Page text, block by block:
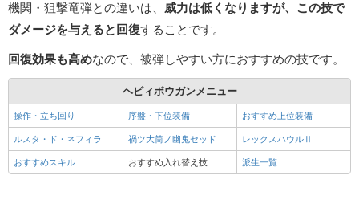
機関・狙撃竜弾との違いは、 威力は低くなりますが、この技で
ダメージを与えると回復することです。
回復効果も高めなので、被弾しやすい方におすすめの技です。
ヘビィボウガンメニュー
操作・立ち回り 序盤・下位装備 おすすめ上位装備
ルスタ・ド・ネフィラ 禍ツ大筒ノ幽鬼セッド レックスハウルⅡ
おすすめスキル おすすめ入れ替え技 派生一覧